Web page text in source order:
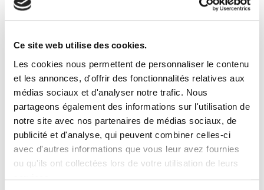
Ce site web utilise des cookies.
Les cookies nous permettent de personnaliser le contenu
et les annonces, d'offrir des fonctionnalités relatives aux
médias sociaux et d'analyser notre trafic. Nous
partageons également des informations sur l'utilisation de
notre site avec nos partenaires de médias sociaux, de
publicité et d'analyse, qui peuvent combiner celles-ci
avec d'autres informations que vous leur avez fournies
ou qu'ils ont collectées lors de votre utilisation de leurs
technique et le respect de nos engagements sont nos vecteurs
de conduite au quotidien.
Le pragmatisme
rapidement opérationnelles et veillons à l’accompagnement de
leur mise en oeuvre dans les règles de l'art.
La rigueur
La précision des analyses techniques, la justesse des
restitutions, la maîtrise des technologies et du métier sont les
facteurs clés des projets réussis.